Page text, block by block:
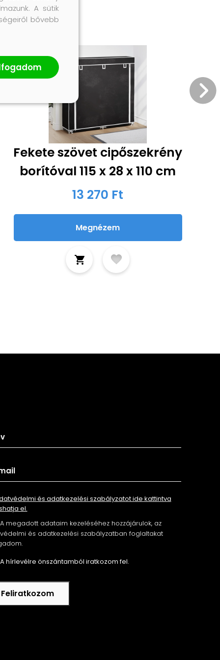
Fekete szövet cipőszekrény
borítóval 115 x 28 x 110 cm
13 270 Ft
Megnézem
és adatkezelési szabályzatot ide kattintva
el.
A megadott adataim kezeléséhez hozzájárulok, az
és adatkezelési szabályzatban foglaltakat
A hírlevélre önszántamból iratkozom fel.
Feliratkozom
A sütik
bővebb